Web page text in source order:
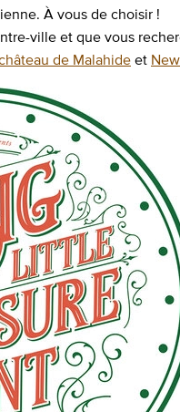
À vous de choisir !
ville et que vous
de Malahide et